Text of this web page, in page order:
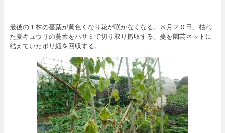
最後の１株の蔓葉が黄色くなり花が咲かなくなる。８月２０日、枯れ
た夏キュウリの蔓葉をハサミで切り取り撤収する。蔓を園芸ネットに
結えていたポリ紐を回収する。